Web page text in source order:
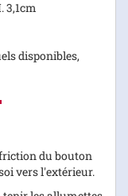
3,1cm
disponibles,
du bouton
vers l'extérieur.